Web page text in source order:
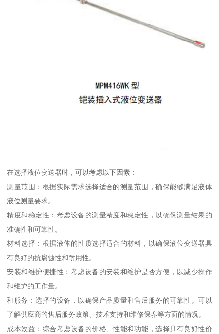
在选择液位变送器时，可以考虑以下因素：
测量范围：根据实际需求选择适合的测量范围，确保能够满足液体
液位测量要求。
精度和稳定性：考虑设备的测量精度和稳定性，以确保测量结果的
准确性和可靠性。
材料选择：根据液体的性质选择适合的材料，以确保液位变送器具
有良好的抗腐蚀性和耐用性。
安装和维护便捷性：考虑设备的安装和维护是否方便，以减少操作
和维护的工作量。
和服务：选择的设备，以确保产品质量和售后服务的可靠性。可以
了解供应商的售后服务政策、技术支持和维修保养等方面的情况。
成本效益：综合考虑设备的价格、性能和功能，选择具有良好性价